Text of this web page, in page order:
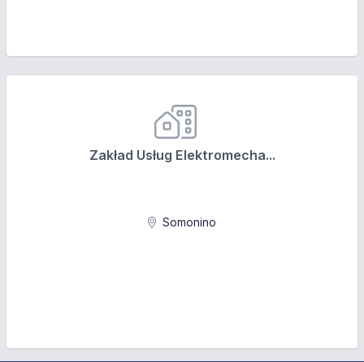
Zakład Usług Elektromecha...
Somonino